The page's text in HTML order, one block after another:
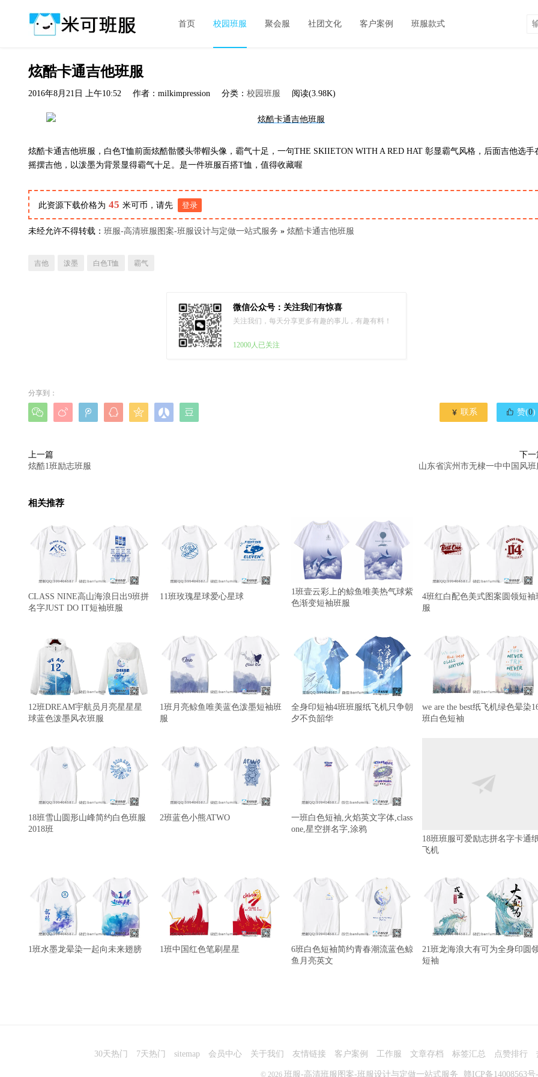
首页 校园班服 聚会服 社团文化 客户案例 班服款式
炫酷卡通吉他班服
2016年8月21日 上午10:52 作者：milkimpression 分类： 校园班服 阅读(3.98K)
炫酷卡通吉他班服，白色T恤前面炫酷骷髅头带帽头像，霸气十足，一句THE SKIIETON WITH A RED HAT 彰显霸气风格，后面吉他选手
摇摆吉他，以泼墨为背景显得霸气十足。是一件班服百搭T恤，值得收藏喔
此资源下载价格为 45 米可币，请先 登录
未经允许不得转载： 班服-高清班服图案-班服设计与定做一站式服务 » 炫酷卡通吉他班服
吉他 泼墨 白色T恤 霸气
微信公众号：关注我们有惊喜
关注我们，每天分享更多有趣的事儿，有趣有料！
12000人已关注
分享到：
        赞(0)
 联系
上一篇
炫酷1班励志班服
下一
山东省滨州市无棣一中中国风班
相关推荐
CLASS NINE高山海浪日出9班拼
名字JUST DO IT短袖班服
11班玫瑰星球爱心星球
1班壹云彩上的鲸鱼唯美热气球紫
色渐变短袖班服
4班红白配色美式图案圆领短袖
服
12班DREAM宇航员月亮星星星
球蓝色泼墨风衣班服
1班月亮鲸鱼唯美蓝色泼墨短袖班
服
全身印短袖4班班服纸飞机只争朝
夕不负韶华
we are the best纸飞机绿色晕染
班白色短袖
18班雪山圆形山峰简约白色班服
2018班
2班蓝色小熊ATWO
一班白色短袖,火焰英文字体,class
one,星空拼名字,涂鸦
18班班服可爱励志拼名字卡通
飞机
1班水墨龙晕染一起向未来翅膀 1班中国红色笔刷星星
6班白色短袖简约青春潮流蓝色鲸
鱼月亮英文
21班龙海浪大有可为全身印圆
短袖
30天热门 7天热门 sitemap 会员中心 关于我们 友情链接 客户案例 工作服 文章存档 标签汇总 点赞排行
© 2026 班服-高清班服图案-班服设计与定做一站式服务 赣ICP备14008563号